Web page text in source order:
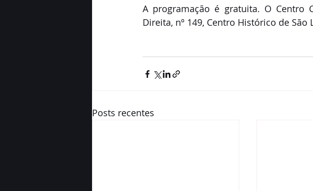
A programação é gratuita. O Centro
Direita, nº 149, Centro Histórico de São
Posts recentes